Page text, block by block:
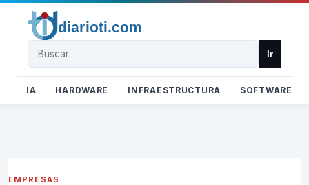
Buscar Ir
IA HARDWARE INFRAESTRUCTURA SOFTWARE
EMPRESAS